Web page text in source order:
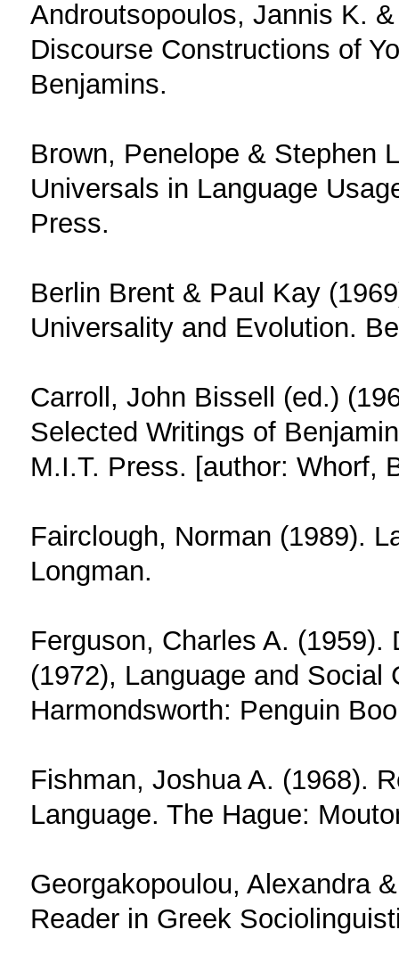
Androutsopoulos, Jannis K.
Discourse Constructions of
Benjamins.
Brown, Penelope & Stephen
Universals in Language
Press.
Berlin Brent & Paul Kay
Universality and Evolution.
Carroll, John Bissell (ed.)
Selected Writings of
M.I.T. Press. [author: Whorf,
Fairclough, Norman (1989).
Longman.
Ferguson, Charles A.
(1972), Language and
Harmondsworth: Penguin
Fishman, Joshua A. (1968).
Language. The Hague:
Georgakopoulou, Alexandra
Reader in Greek